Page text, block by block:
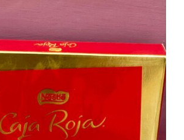
AÑADIR AL CARRITO